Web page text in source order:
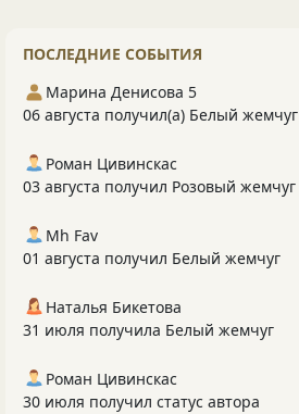
ПОСЛЕДНИЕ СОБЫТИЯ
Марина Денисова 5
06 августа получил(а) Белый жемчуг
Роман Цивинскас
03 августа получил Розовый жемчуг
Mh Fav
01 августа получил Белый жемчуг
Наталья Бикетова
31 июля получила Белый жемчуг
Роман Цивинскас
30 июля получил статус автора